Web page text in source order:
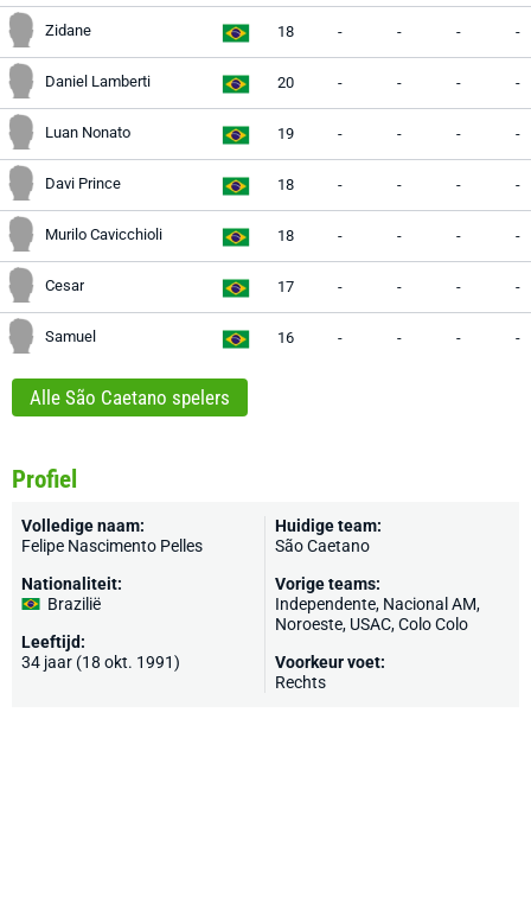
Zidane 18 - - - -
Daniel Lamberti 20 - - - -
Luan Nonato 19 - - - -
Davi Prince 18 - - - -
Murilo Cavicchioli 18 - - - -
Cesar 17 - - - -
Samuel 16 - - - -
Alle São Caetano spelers
Profiel
Volledige naam:
Felipe Nascimento Pelles
Nationaliteit:
Brazilië
Leeftijd:
34 jaar (18 okt. 1991)
Huidige team:
São Caetano
Vorige teams:
Independente, Nacional AM,
Noroeste, USAC, Colo Colo
Voorkeur voet:
Rechts